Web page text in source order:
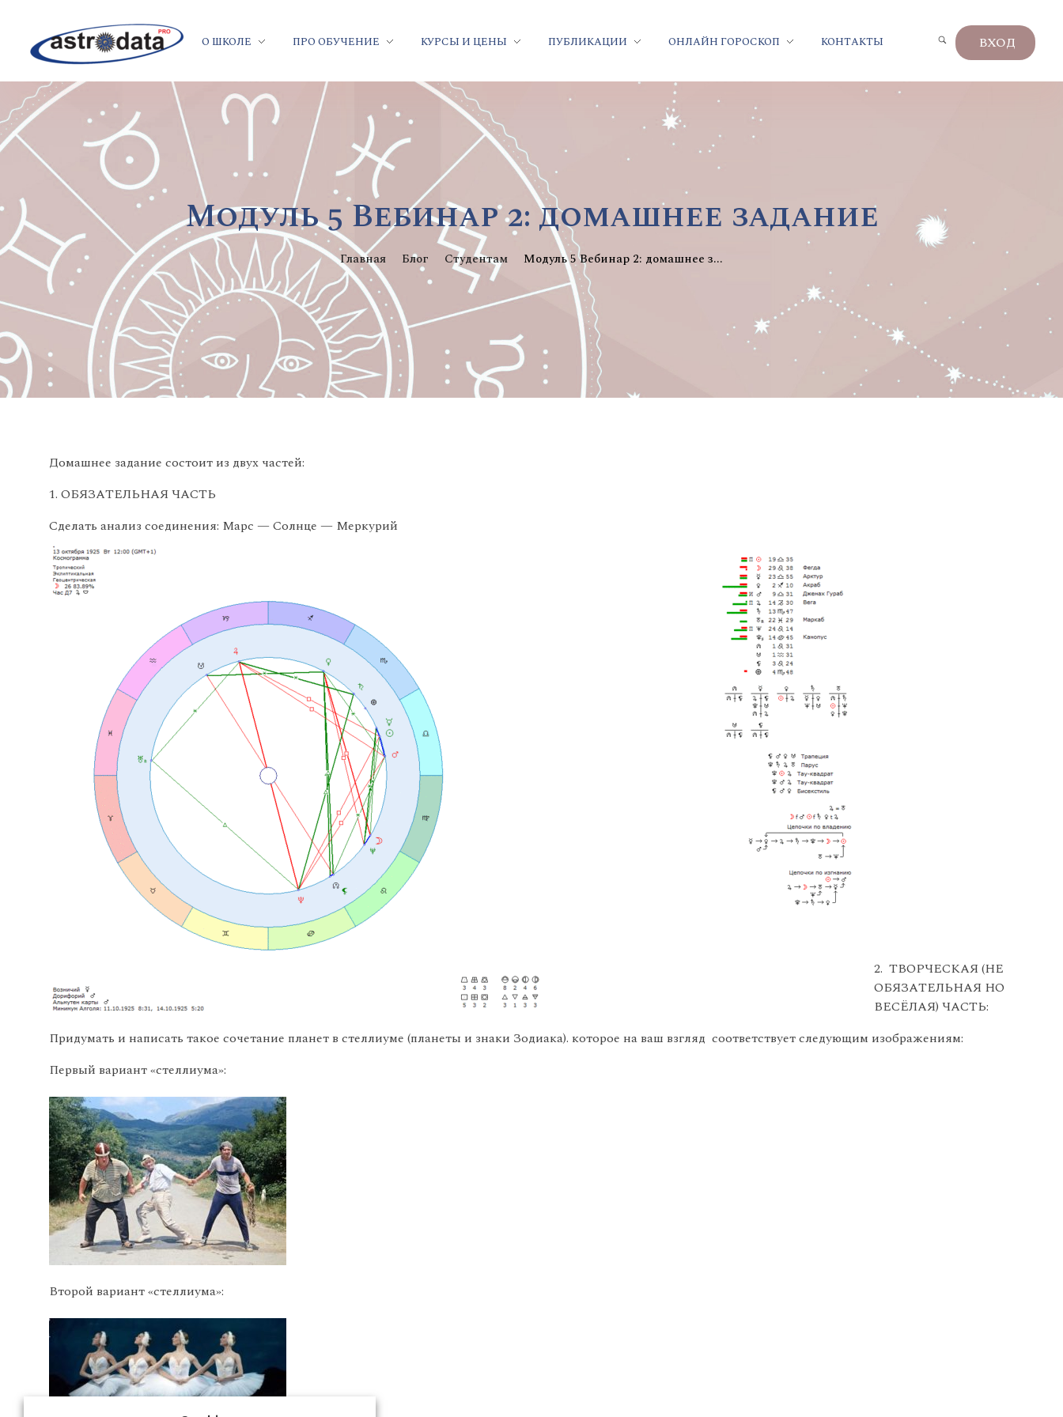
О ШКОЛЕ ПРО ОБУЧЕНИЕ КУРСЫ И ЦЕНЫ ПУБЛИКАЦИИ ОНЛАЙН ГОРОСКОП КОНТАКТЫ ВХОД
Модуль 5 Вебинар 2: домашнее задание
Главная Блог Студентам Модуль 5 Вебинар 2: домашнее з...
Домашнее задание состоит из двух частей:
ОБЯЗАТЕЛЬНАЯ ЧАСТЬ
Сделать анализ соединения: Марс — Солнце — Меркурий
2. ТВОРЧЕСКАЯ (НЕ
ОБЯЗАТЕЛЬНАЯ НО
ВЕСЁЛАЯ) ЧАСТЬ:
Придумать и написать такое сочетание планет в стеллиуме (планеты и знаки Зодиака). которое на ваш взгляд соответствует следующим изображениям:
Первый вариант «стеллиума»:
Второй вариант «стеллиума»: